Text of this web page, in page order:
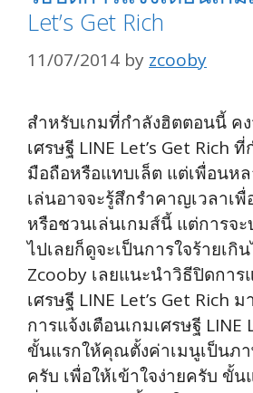
Let’s Get Rich
11/07/2014 by zcooby
สำหรับเกมที่กำลังฮิตตอนนี้ ค
เศรษฐี LINE Let’s Get Rich
มือถือหรือแทบเล็ต แต่เพื่อนห
เล่นอาจจะรู้สึกรำคาญเวลาเ
หรือชวนเล่นเกมส์นี้ แต่การจ
ไปเลยก็ดูจะเป็นการใจร้ายเ
Zcooby เลยแนะนำวิธีปิดการ
เศรษฐี LINE Let’s Get Rich
การแจ้งเตือนเกมเศรษฐี LINE
ขั้นแรกให้คุณตั้งค่าเมนูเป็นภ
ครับ เพื่อให้เข้าใจง่ายครับ ขั้